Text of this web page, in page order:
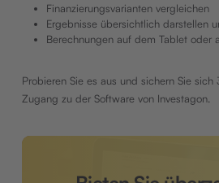
Finanzierungsvarianten vergleichen
Ergebnisse übersichtlich darstellen
Berechnungen auf dem Tablet oder
Probieren Sie es aus und sichern Sie
Zugang zu der Software von Investagon.